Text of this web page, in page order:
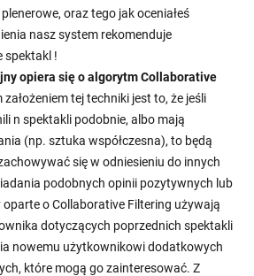
oraz tego jak oceniałeś
nasz system rekomenduje
spektakl !
opiera się o algorytm Collaborative
tej techniki jest to, że jeśli
n spektakli podobnie, albo mają
(np. sztuka współczesna), to będą
się w odniesieniu do innych
podobnych opinii pozytywnych lub
o Collaborative Filtering używają
dotyczących poprzednich spektakli
nowemu użytkownikowi dodatkowych
które mogą go zainteresować. Z